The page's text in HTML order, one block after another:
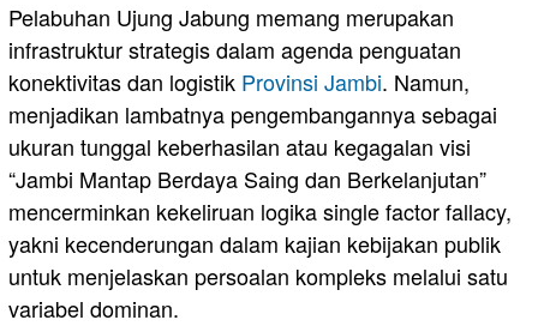
Pelabuhan Ujung Jabung memang merupakan
infrastruktur strategis dalam agenda penguatan
konektivitas dan logistik Provinsi Jambi. Namun,
menjadikan lambatnya pengembangannya sebagai
ukuran tunggal keberhasilan atau kegagalan visi
“Jambi Mantap Berdaya Saing dan Berkelanjutan”
mencerminkan kekeliruan logika single factor fallacy,
yakni kecenderungan dalam kajian kebijakan publik
untuk menjelaskan persoalan kompleks melalui satu
variabel dominan.